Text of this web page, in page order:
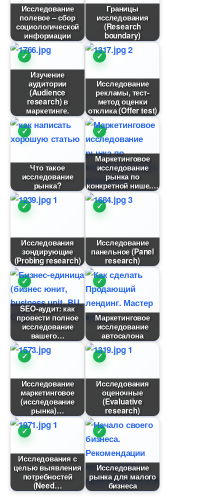
Исследование
полевое – сбор
социологической
информации
Границы
исследования
(Research
boundary)
Изучение
аудитории
(Audience
research)
маркетинге.
Исследование
рекламы, тест-
метод оценки
отклика (Offer test)
Что такое
исследование
рынка?
Маркетинговое
исследование
рынка по
конкретной нише.
Исследования
зондирующие
(Probing research)
Исследование
панельное (Panel
research)
SEO-аудит: как
провести полное
исследование
ашего
Маркетинговое
исследование
автосалона
Исследование
маркетинговое
(исследование
рынка)
Исследования
оценочные
(Evaluative
research)
Исследования с
целью выявления
потребностей
(Need
Исследование
рынка для малого
изнеса